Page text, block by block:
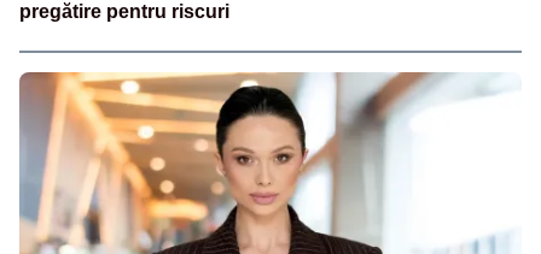
pregătire pentru riscuri